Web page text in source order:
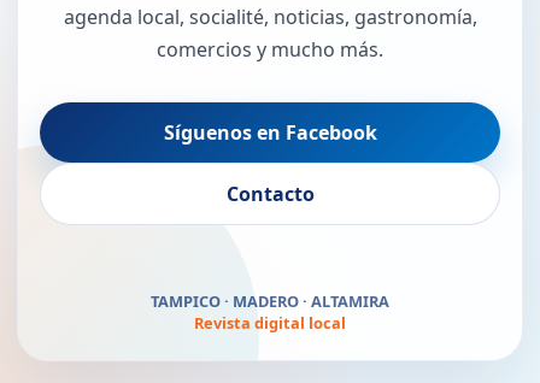
agenda local, socialité, noticias, gastronomía,
comercios y mucho más.
Síguenos en Facebook
Contacto
El Puerto Jaibo vuelve
pronto
TAMPICO · MADERO · ALTAMIRA
Revista digital local